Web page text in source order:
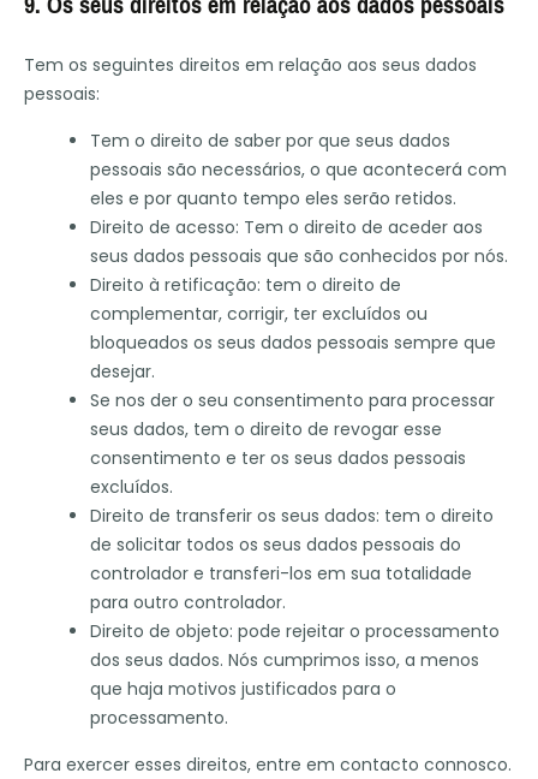
Tem os seguintes direitos em relação aos seus dados
pessoais:
Tem o direito de saber por que seus dados
pessoais são necessários, o que acontecerá com
eles e por quanto tempo eles serão retidos.
Direito de acesso: Tem o direito de aceder aos
seus dados pessoais que são conhecidos por nós.
Direito à retificação: tem o direito de
complementar, corrigir, ter excluídos ou
bloqueados os seus dados pessoais sempre que
desejar.
Se nos der o seu consentimento para processar
seus dados, tem o direito de revogar esse
consentimento e ter os seus dados pessoais
excluídos.
Direito de transferir os seus dados: tem o direito
de solicitar todos os seus dados pessoais do
controlador e transferi-los em sua totalidade
para outro controlador.
Direito de objeto: pode rejeitar o processamento
dos seus dados. Nós cumprimos isso, a menos
que haja motivos justificados para o
processamento.
Para exercer esses direitos, entre em contacto connosco.